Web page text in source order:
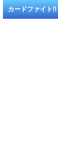
カードファイト